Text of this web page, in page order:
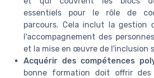
essentiels pour le rôle de
parcours. Cela inclut la gestion
l'accompagnement des
et la mise en œuvre de l'inclusion
Acquérir des compétences
bonne formation doit offrir